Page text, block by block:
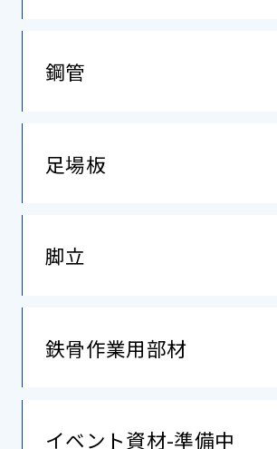
鋼管
⾜場板
脚立
鉄⾻作業⽤部材
イベント資材-準備中